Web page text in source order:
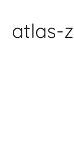
treściatlas-